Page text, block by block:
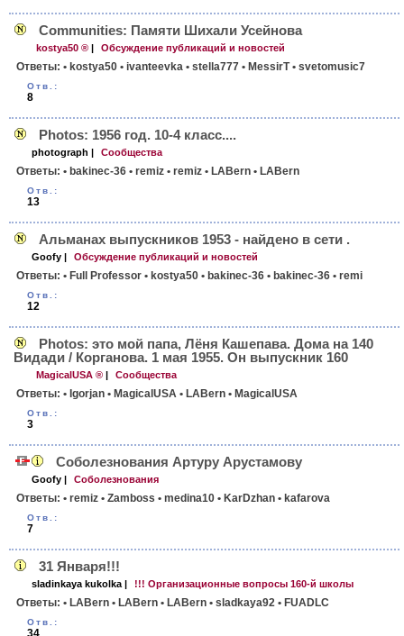
Communities: Памяти Шихали Усейнова
kostya50 ® | Обсуждение публикаций и новостей
Ответы: • kostya50 • ivanteevka • stella777 • MessirT • svetomusic7
Отв.:
8
Photos: 1956 год. 10-4 класс....
photograph | Сообщества
Ответы: • bakinec-36 • remiz • remiz • LABern • LABern
Отв.:
13
Альманах выпускников 1953 - найдено в сети .
Goofy | Обсуждение публикаций и новостей
Ответы: • Full Professor • kostya50 • bakinec-36 • bakinec-36 • remi
Отв.:
12
Photos: это мой папа, Лёня Кашепава. Дома на 140
Видади / Корганова. 1 мая 1955. Он выпускник 160
MagicalUSA ® | Сообщества
Ответы: • Igorjan • MagicalUSA • LABern • MagicalUSA
Отв.:
3
Соболезнования Артуру Арустамову
Goofy | Соболезнования
Ответы: • remiz • Zamboss • medina10 • KarDzhan • kafarova
Отв.:
7
31 Января!!!
sladinkaya kukolka | !!! Организационные вопросы 160-й школы
Ответы: • LABern • LABern • LABern • sladkaya92 • FUADLC
Отв.:
34